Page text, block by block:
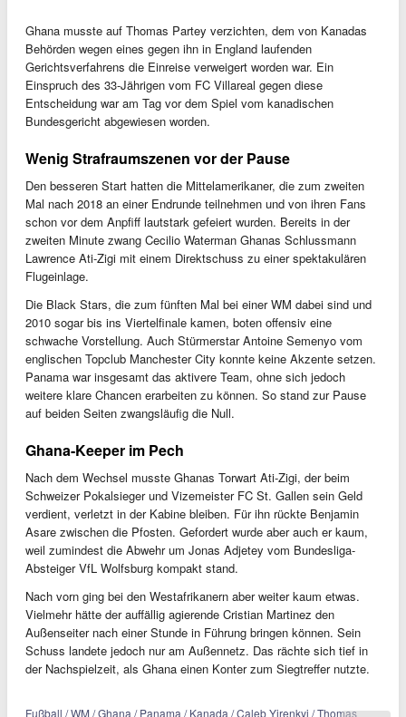
Ghana musste auf Thomas Partey verzichten, dem von Kanadas
Behörden wegen eines gegen ihn in England laufenden
Gerichtsverfahrens die Einreise verweigert worden war. Ein
Einspruch des 33-Jährigen vom FC Villareal gegen diese
Entscheidung war am Tag vor dem Spiel vom kanadischen
Bundesgericht abgewiesen worden.
Wenig Strafraumszenen vor der Pause
Den besseren Start hatten die Mittelamerikaner, die zum zweiten
Mal nach 2018 an einer Endrunde teilnehmen und von ihren Fans
schon vor dem Anpfiff lautstark gefeiert wurden. Bereits in der
zweiten Minute zwang Cecilio Waterman Ghanas Schlussmann
Lawrence Ati-Zigi mit einem Direktschuss zu einer spektakulären
Flugeinlage.
Die Black Stars, die zum fünften Mal bei einer WM dabei sind und
2010 sogar bis ins Viertelfinale kamen, boten offensiv eine
schwache Vorstellung. Auch Stürmerstar Antoine Semenyo vom
englischen Topclub Manchester City konnte keine Akzente setzen.
Panama war insgesamt das aktivere Team, ohne sich jedoch
weitere klare Chancen erarbeiten zu können. So stand zur Pause
auf beiden Seiten zwangsläufig die Null.
Ghana-Keeper im Pech
Nach dem Wechsel musste Ghanas Torwart Ati-Zigi, der beim
Schweizer Pokalsieger und Vizemeister FC St. Gallen sein Geld
verdient, verletzt in der Kabine bleiben. Für ihn rückte Benjamin
Asare zwischen die Pfosten. Gefordert wurde aber auch er kaum,
weil zumindest die Abwehr um Jonas Adjetey vom Bundesliga-
Absteiger VfL Wolfsburg kompakt stand.
Nach vorn ging bei den Westafrikanern aber weiter kaum etwas.
Vielmehr hätte der auffällig agierende Cristian Martinez den
Außenseiter nach einer Stunde in Führung bringen können. Sein
Schuss landete jedoch nur am Außennetz. Das rächte sich tief in
der Nachspielzeit, als Ghana einen Konter zum Siegtreffer nutzte.
Fußball / WM / Ghana / Panama / Kanada / Caleb Yirenkyi / Thomas